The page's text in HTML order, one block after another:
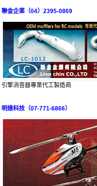
聯金企業（04）2395-0869
引擎消音器專業代工製造商
明達科技（07-771-6866）